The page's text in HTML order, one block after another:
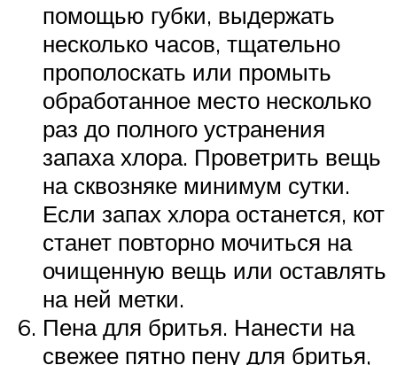
помощью губки, выдержать
несколько часов, тщательно
прополоскать или промыть
обработанное место несколько
раз до полного устранения
запаха хлора. Проветрить вещь
на сквозняке минимум сутки.
Если запах хлора останется, кот
станет повторно мочиться на
очищенную вещь или оставлять
на ней метки.
Пена для бритья. Нанести на
свежее пятно пену для бритья,